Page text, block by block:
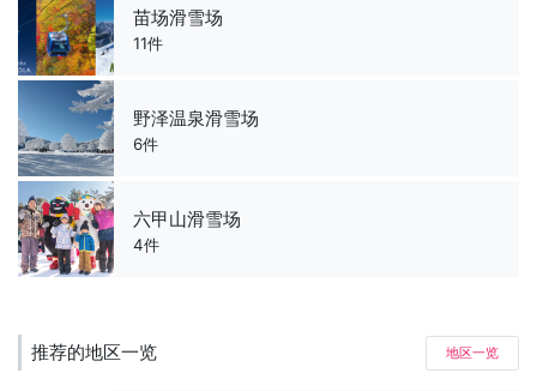
苗场滑雪场
11件
野泽温泉滑雪场
6件
六甲山滑雪场
4件
推荐的地区一览 地区一览